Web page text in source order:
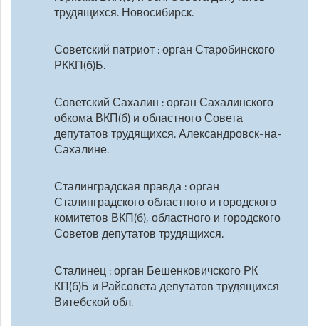
трудящихся. Новосибирск.
Советский патриот : орган Старобинского
РККП(б)Б.
Советский Сахалин : орган Сахалинского
обкома ВКП(б) и областного Совета
депутатов трудящихся. Александровск-на-
Сахалине.
Сталинградская правда : орган
Сталинградского областного и городского
комитетов ВКП(б), областного и городского
Советов депутатов трудящихся.
Сталинец : орган Бешенковичского РК
КП(б)Б и Райсовета депутатов трудящихся
Витебской обл.